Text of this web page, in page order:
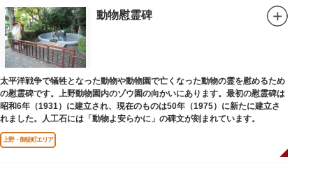
動物慰霊碑
太平洋戦争で犠牲となった動物や動物園で亡くなった動物の霊を慰めるため
の慰霊碑です。上野動物園内のゾウ園の向かいにあります。最初の慰霊碑は
昭和6年（1931）に建立され、現在のものは50年（1975）に新たに建立さ
れました。人工石には「動物よ安らかに」の碑文が刻まれています。
上野・御徒町エリア